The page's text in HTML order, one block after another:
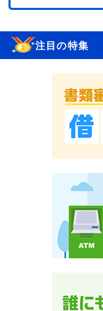
注目の特集